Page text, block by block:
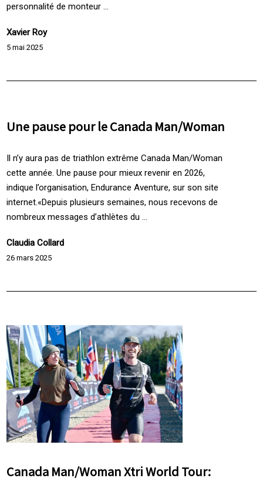
personnalité de monteur ...
Xavier Roy
5 mai 2025
Une pause pour le Canada Man/Woman
Il n’y aura pas de triathlon extrême Canada Man/Woman
cette année. Une pause pour mieux revenir en 2026,
indique l’organisation, Endurance Aventure, sur son site
internet.«Depuis plusieurs semaines, nous recevons de
nombreux messages d’athlètes du ...
Claudia Collard
26 mars 2025
Canada Man/Woman Xtri World Tour: